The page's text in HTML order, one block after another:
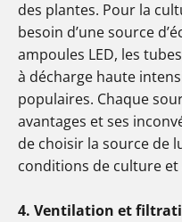
des plantes. Pour la
besoin d’une source
ampoules LED, les
à décharge haute
populaires. Chaque
avantages et ses
de choisir la source de
conditions de culture
4. Ventilation et